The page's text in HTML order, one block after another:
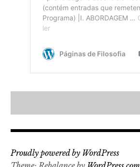
Proudly powered by WordPress